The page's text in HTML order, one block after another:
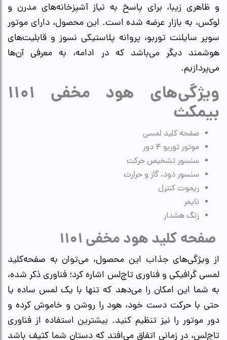
و ظاهری زیبا، برای پاسخ به نیاز آشپزخانه‌های مدرن و
لوکس، به بازار عرضه شده است. این محصول، دارای موتور
سوپر سایلنت توربو، پروانه پلاستیکی نسوز و قابلیت‌های
هوشمند دیگر می‌باشد که در ادامه، به معرفی آن‌ها
می‌پردازیم.
ویژگی‌های هود مخفی ۱۱۰۱
بیمکث
صفحه کلید لمسی
موتور توربو ۴ دور
سنسور تشخیص حرکت
سنسور دود، گاز و حرارت
ریموت کنترل
تایمر
زنگ هشدار
صفحه کلید هود مخفی ۱۱۰۱
از ویژگی‌های جذاب این محصول، می‌توان به صفحه‌کلید
لمسی گرافیکی و فناوری تاچ‌لس اشاره کرد؛ فناوری ذکر شده،
به شما این امکان را می‌دهد که تنها با یک لمس ساده یا
حتی با حرکت دست خود، هود را روشن و خاموش کرده و
دور موتور را نیز تنظیم کنید. بیشترین استفاده از فناوری
تاچ‌لس، در زمانی اتفاق می‌افتد که دستان شما کثیف باشد